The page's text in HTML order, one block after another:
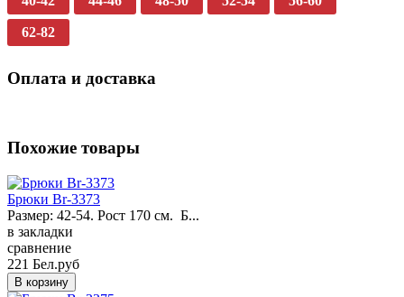
62-82
Оплата и доставка
Похожие товары
Брюки Br-3373
Размер: 42-54. Рост 170 см. Б...
в закладки
сравнение
221 Бел.руб